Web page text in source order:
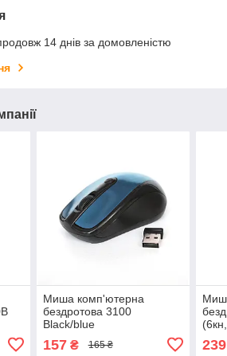
14 днів за домовленістю
Миша комп'ютерна
бездротова 3100
Black/blue
157₴ 165 ₴ 239